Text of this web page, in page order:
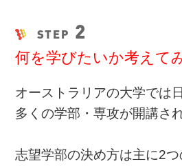
STEP 2
何を学びたいか考えて
オーストラリアの大学では
多くの学部・専攻が開講さ
志望学部の決め方は主に2つ